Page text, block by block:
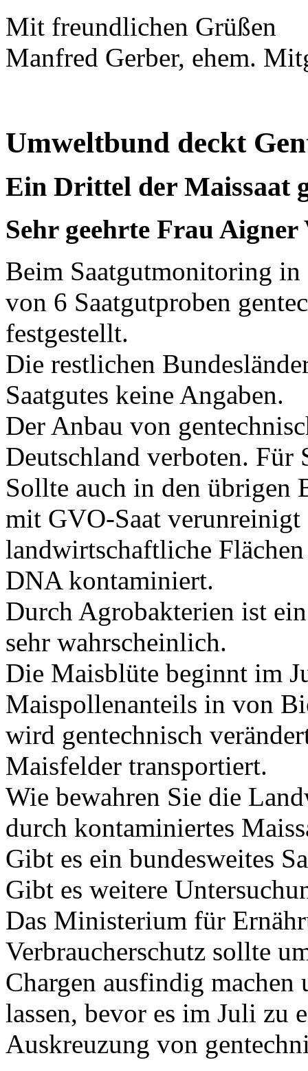
Mit freundlichen Grüßen
Manfred Gerber, ehem.
Umweltbund deckt
Ein Drittel der Maissaat
Sehr geehrte Frau
Beim Saatgutmonitoring
von 6 Saatgutproben
festgestellt.
Die restlichen
Saatgutes keine Angaben.
Der Anbau von
Deutschland verboten. Für
Sollte auch in den übrigen
mit GVO-Saat verunreinigt
landwirtschaftliche
DNA kontaminiert.
Durch Agrobakterien ist
sehr wahrscheinlich.
Die Maisblüte beginnt im
Maispollenanteils in von
wird gentechnisch
Maisfelder transportiert.
Wie bewahren Sie die
durch kontaminiertes
Gibt es ein bundesweites
Gibt es weitere
Das Ministerium für
Verbraucherschutz sollte
Chargen ausfindig machen
lassen, bevor es im Juli zu
Auskreuzung von